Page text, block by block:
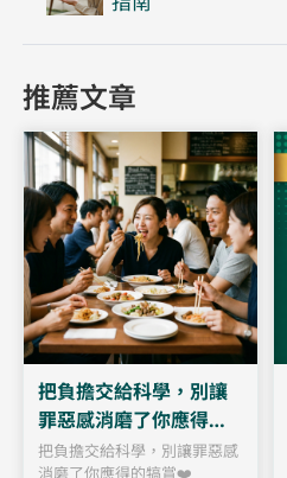
推薦文章
把負擔交給科學，別讓
罪惡感消磨了你應得的
犒賞❤️
把負擔交給科學，別讓罪惡感
消磨了你應得的犒賞❤️